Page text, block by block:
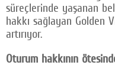
süreçlerinde yaşanan
hakkı sağlayan Golden
artırıyor.
Oturum hakkının